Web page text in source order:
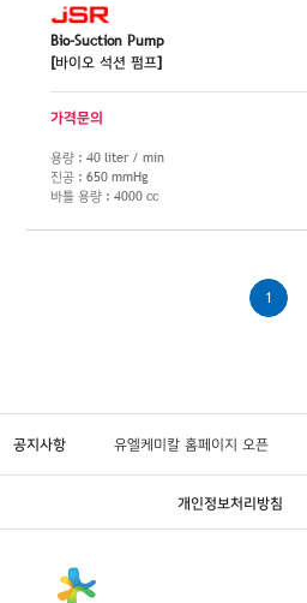
Bio-Suction Pump
[바이오 석션 펌프]
가격문의
용량 : 40 liter / min
진공 : 650 mmHg
바틀 용량 : 4000 cc
1
공지사항 유엘케미칼 홈페이지 오픈
개인정보처리방침